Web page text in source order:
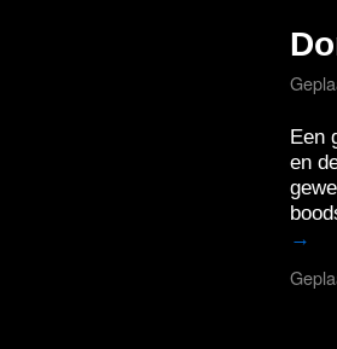
Een
en
→